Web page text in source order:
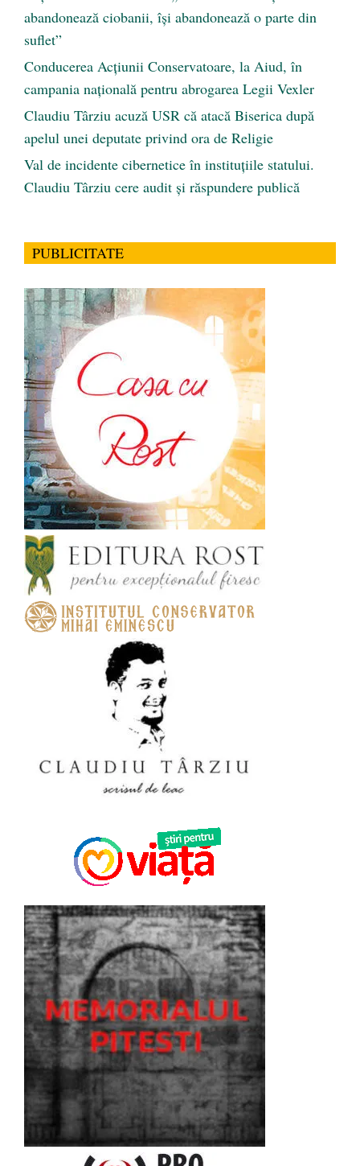
abandonează ciobanii, își abandonează o parte din
suflet”
Conducerea Acțiunii Conservatoare, la Aiud, în
campania națională pentru abrogarea Legii Vexler
Claudiu Târziu acuză USR că atacă Biserica după
apelul unei deputate privind ora de Religie
Val de incidente cibernetice în instituțiile statului.
Claudiu Târziu cere audit și răspundere publică
PUBLICITATE